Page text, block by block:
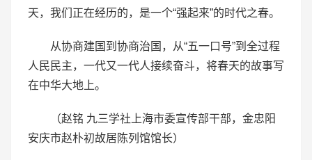
天，我们正在经历的，是一个“强起来”的时代之春。
从协商建国到协商治国，从“五一口号”到全过程
人民民主，一代又一代人接续奋斗，将春天的故事写
在中华大地上。
（赵铭 九三学社上海市委宣传部干部，金忠阳
安庆市赵朴初故居陈列馆馆长）